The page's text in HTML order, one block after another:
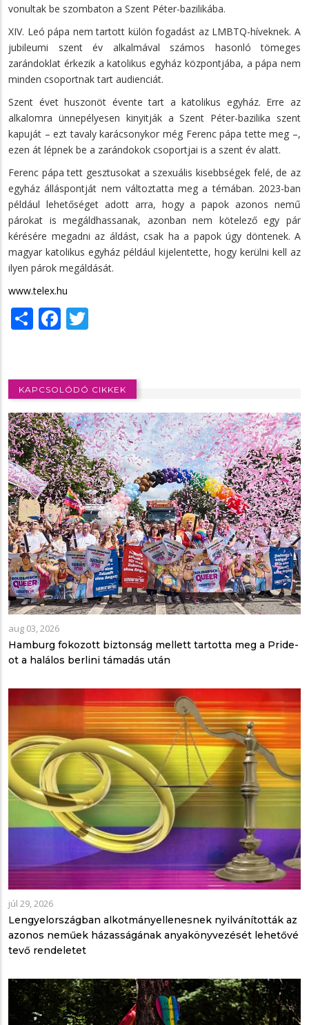
vonultak be szombaton a Szent Péter-bazilikába.
XIV. Leó pápa nem tartott külön fogadást az LMBTQ-híveknek. A
jubileumi szent év alkalmával számos hasonló tömeges
zarándoklat érkezik a katolikus egyház központjába, a pápa nem
minden csoportnak tart audienciát.
Szent évet huszonöt évente tart a katolikus egyház. Erre az
alkalomra ünnepélyesen kinyitják a Szent Péter-bazilika szent
kapuját – ezt tavaly karácsonykor még Ferenc pápa tette meg –,
ezen át lépnek be a zarándokok csoportjai is a szent év alatt.
Ferenc pápa tett gesztusokat a szexuális kisebbségek felé, de az
egyház álláspontját nem változtatta meg a témában. 2023-ban
például lehetőséget adott arra, hogy a papok azonos nemű
párokat is megáldhassanak, azonban nem kötelező egy pár
kérésére megadni az áldást, csak ha a papok úgy döntenek. A
magyar katolikus egyház például kijelentette, hogy kerülni kell az
ilyen párok megáldását.
www.telex.hu
ShareFacebook
KAPCSOLÓDÓ CIKKEK
aug 03, 2026
Hamburg fokozott biztonság mellett tartotta meg a Pride-
ot a halálos berlini támadás után
júl 29, 2026
Lengyelországban alkotmányellenesnek nyilvánították az
azonos neműek házasságának anyakönyvezését lehetővé
tevő rendeletet